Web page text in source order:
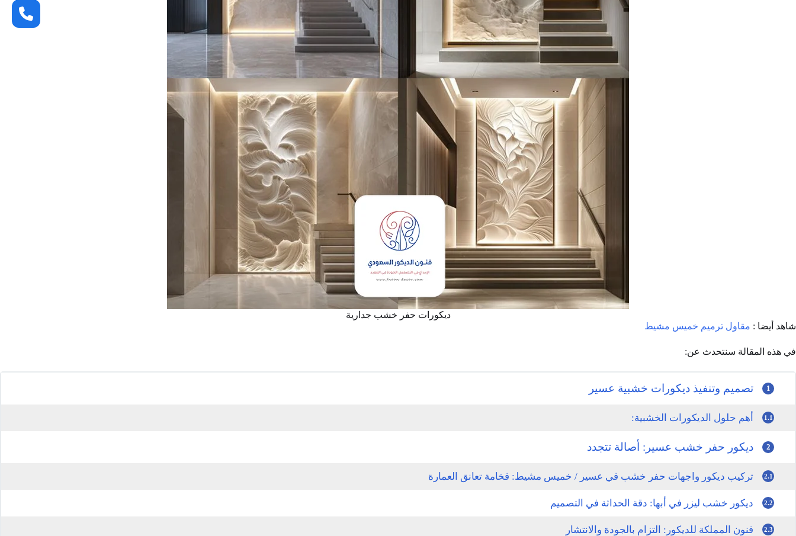
ديكورات حفر خشب جدارية
شاهد أيضا : مقاول ترميم خميس مشيط
في هذه المقالة سنتحدث عن:
1 تصميم وتنفيذ ديكورات خشبية عسير
1.1 أهم حلول الديكورات الخشبية:
2 ديكور حفر خشب عسير: أصالة تتجدد
2.1 تركيب ديكور واجهات حفر خشب في عسير / خميس مشيط: فخامة تعانق العمارة
2.2 ديكور خشب ليزر في أبها: دقة الحداثة في التصميم
2.3 فنون المملكة للديكور: التزام بالجودة والانتشار